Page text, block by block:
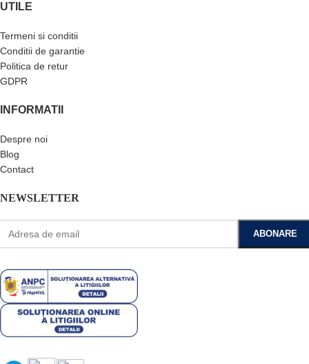
UTILE
Termeni si conditii
Conditii de garantie
Politica de retur
GDPR
INFORMATII
Despre noi
Blog
Contact
NEWSLETTER